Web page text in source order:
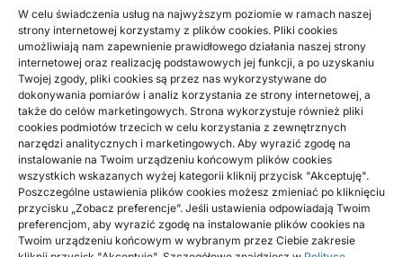
W celu świadczenia usług na najwyższym poziomie w ramach naszej
strony internetowej korzystamy z plików cookies. Pliki cookies
umożliwiają nam zapewnienie prawidłowego działania naszej strony
internetowej oraz realizację podstawowych jej funkcji, a po uzyskaniu
Twojej zgody, pliki cookies są przez nas wykorzystywane do
dokonywania pomiarów i analiz korzystania ze strony internetowej, a
także do celów marketingowych. Strona wykorzystuje również pliki
cookies podmiotów trzecich w celu korzystania z zewnętrznych
narzędzi analitycznych i marketingowych. Aby wyrazić zgodę na
instalowanie na Twoim urządzeniu końcowym plików cookies
wszystkich wskazanych wyżej kategorii kliknij przycisk "Akceptuję".
Poszczególne ustawienia plików cookies możesz zmieniać po kliknięciu
przycisku „Zobacz preferencje”. Jeśli ustawienia odpowiadają Twoim
preferencjom, aby wyrazić zgodę na instalowanie plików cookies na
Twoim urządzeniu końcowym w wybranym przez Ciebie zakresie
ARTYKUŁ SPONSOROWANY DOM, OGRÓD
Cechy charakterystyczne komfortowych
narożników zaprojektowanych przez
ALLMEBLO
Użyteczność kanap narożnych udostępnionych na stronie
wytwórcy ALLMEBLO to tuż obok designu ta cecha, na którą
kupujący wyjątkowo…
BY RADEK